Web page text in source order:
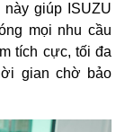
giúp ISUZU
mọi nhu cầu
tích cực, tối đa
gian chờ bảo